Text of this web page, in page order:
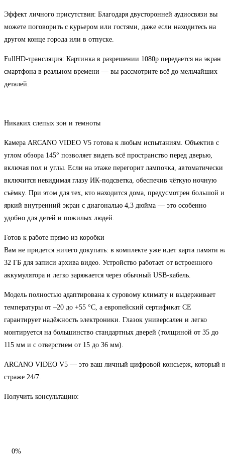
Эффект личного присутствия: Благодаря двусторонней аудиосвязи вы
можете поговорить с курьером или гостями, даже если находитесь на
другом конце города или в отпуске.
FullHD-трансляция: Картинка в разрешении 1080p передается на экран
смартфона в реальном времени — вы рассмотрите всё до мельчайших
деталей.
Никаких слепых зон и темноты
Камера ARCANO VIDEO V5 готова к любым испытаниям. Объектив с
углом обзора 145° позволяет видеть всё пространство перед дверью,
включая пол и углы. Если на этаже перегорит лампочка, автоматически
включится невидимая глазу ИК-подсветка, обеспечив чёткую ночную
съёмку. При этом для тех, кто находится дома, предусмотрен большой и
яркий внутренний экран с диагональю 4,3 дюйма — это особенно
удобно для детей и пожилых людей.
Готов к работе прямо из коробки
Вам не придется ничего докупать: в комплекте уже идет карта памяти
32 ГБ для записи архива видео. Устройство работает от встроенного
аккумулятора и легко заряжается через обычный USB-кабель.
Модель полностью адаптирована к суровому климату и выдерживает
температуры от –20 до +55 °C, а европейский сертификат CE
гарантирует надёжность электроники. Глазок универсален и легко
монтируется на большинство стандартных дверей (толщиной от 35 до
115 мм и с отверстием от 15 до 36 мм).
ARCANO VIDEO V5 — это ваш личный цифровой консьерж, который
страже 24/7.
Получить консультацию:
0%